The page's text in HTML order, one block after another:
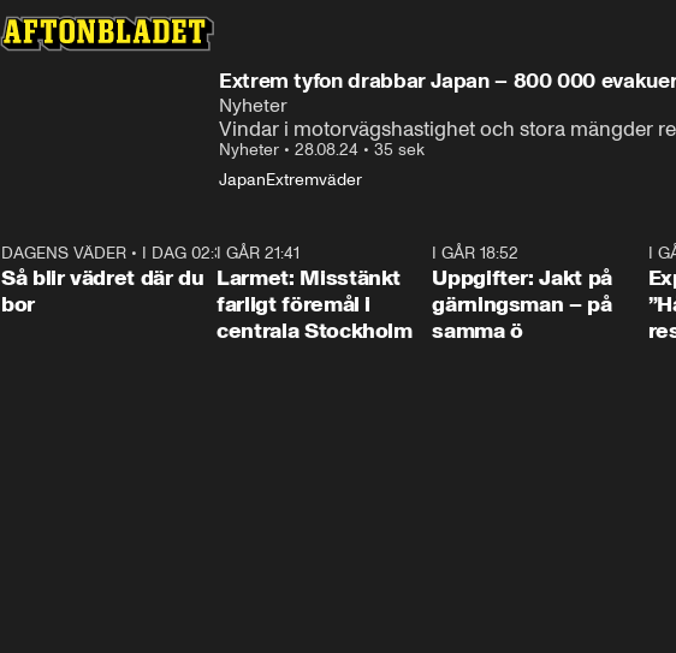
Extrem tyfon drabbar Japan – 800 000
Nyheter
Vindar i motorvägshastighet och stora mängder
Nyheter • 28.08.24 • 35 sek
JapanExtremväder
1:06
DAGENS VÄDER • I DAG 02:30
Så blir vädret där du
bor
I GÅR 21:41
Larmet: Misstänkt
farligt föremål i
centrala Stockholm
I GÅR 18:52
Uppgifter: Jakt på
gärningsman – på
samma ö
I